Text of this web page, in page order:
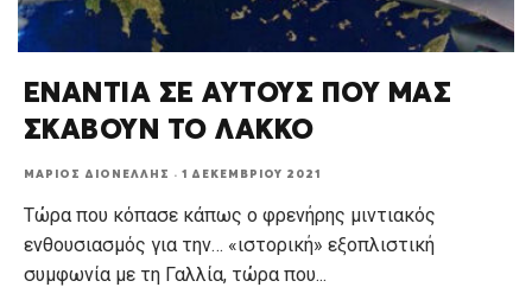
ΕΝΑΝΤΙΑ ΣΕ ΑΥΤΟΥΣ ΠΟΥ ΜΑΣ
ΣΚΑΒΟΥΝ ΤΟ ΛΑΚΚΟ
ΜΆΡΙΟΣ ΔΙΟΝΈΛΛΗΣ · 1 ΔΕΚΕΜΒΡΊΟΥ 2021
Τώρα που κόπασε κάπως ο φρενήρης μιντιακός
ενθουσιασμός για την… «ιστορική» εξοπλιστική
συμφωνία με τη Γαλλία, τώρα που...